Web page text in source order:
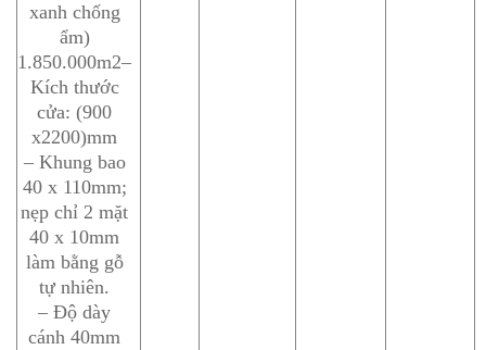
xanh chống
ẩm)
1.850.000m2–
Kích thước
cửa: (900
x2200)mm
– Khung bao
40 x 110mm;
nẹp chỉ 2 mặt
40 x 10mm
làm bằng gỗ
tự nhiên.
– Độ dày
cánh 40mm